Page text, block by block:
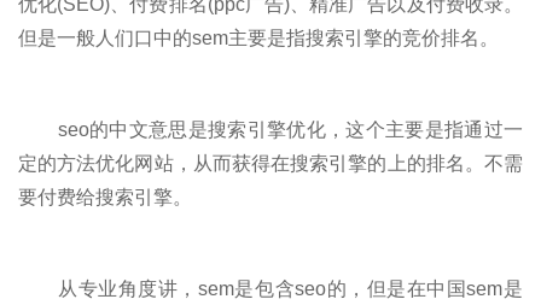
但是一般人们口中的sem主要是指搜索引擎的竞价排名。
seo的中文意思是搜索引擎优化，这个主要是指通过一
定的方法优化网站，从而获得在搜索引擎的上的排名。不需
要付费给搜索引擎。
从专业角度讲，sem是包含seo的，但是在中国sem是